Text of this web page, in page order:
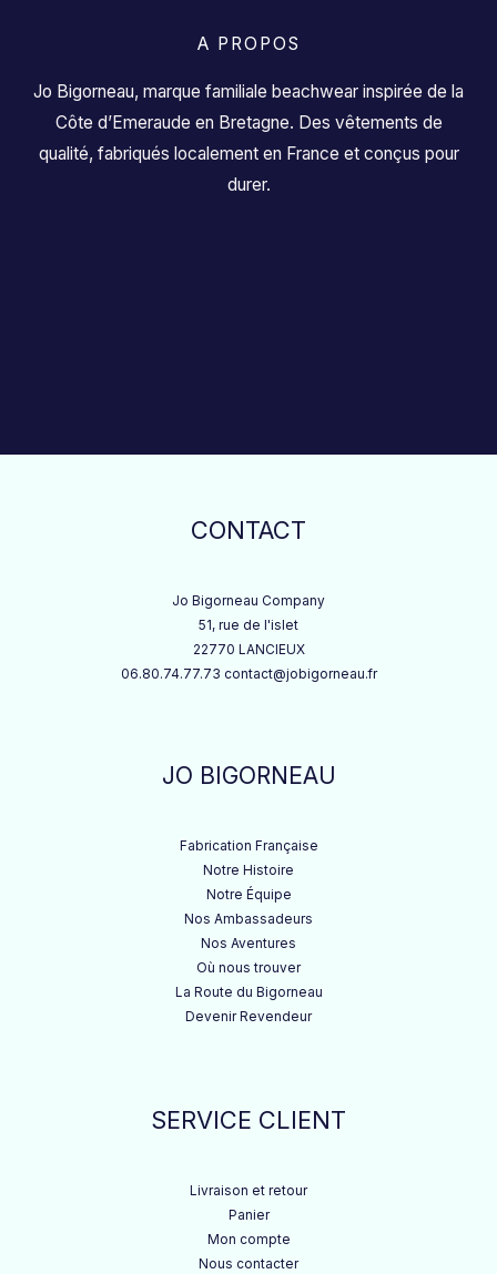
A PROPOS
Jo Bigorneau, marque familiale beachwear inspirée de la
Côte d’Emeraude en Bretagne. Des vêtements de
qualité, fabriqués localement en France et conçus pour
durer.
CONTACT
Jo Bigorneau Company
51, rue de l'islet
22770 LANCIEUX
06.80.74.77.73 contact@jobigorneau.fr
JO BIGORNEAU
Fabrication Française
Notre Histoire
Notre Équipe
Nos Ambassadeurs
Nos Aventures
Où nous trouver
La Route du Bigorneau
Devenir Revendeur
SERVICE CLIENT
Livraison et retour
Panier
Mon compte
Nous contacter